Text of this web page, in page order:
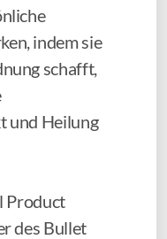
indem sie
schafft,
und Heilung
Product
des Bullet